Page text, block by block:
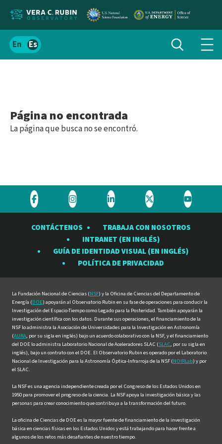
Localizar
el
Español
Alternar
búsqueda
Página no encontrada
La página que busca no se encontró.
Visite
Observatorio
Visite
Observatorio
Rubin
en
Visite
Observatorio
Rubin
en
Visite
Observatorio
Rubin
en
Visite
Rubin
en
CONTÁCTENOS
TRABAJA CON NOSOTROS
INTRANET (EN INGLÉS)
GUÍA DE IDENTIDAD VISUAL (EN INGLÉS)
POLÍTICA DE PRIVACIDAD
La Fundación Nacional de Ciencias (NSF) y la Oficina de Ciencias del Departamento de
Energía (DOE) apoyarán al Observatorio Rubin en su fase de operaciones para conducir la
Investigación del Espacio-Tiempo como Legado para la Posteridad. También apoyarán la
investigación científica con los datos. Durante sus operaciones, el financiamiento de la
NSF lo administra la Asociación de Universidades para la Investigación en Astronomía
(AURA, por su sigla en inglés) bajo un acuerdo colaborativo con la NSF, y el financiamiento
del DOE lo administra Laboratorio Nacional de Aceleradores SLAC (SLAC, por su sigla en
inglés), bajo un contrato con el DOE. El Observatorio Rubin es operado por el Laboratorio
Nacional de Investigación para la Astronomía Óptica-Infrarroja de la NSF (NOIRLab) y por
el SLAC.
La NSF es una agencia independiente creada por el Congreso de los Estados Unidos en
1950 para promover el progreso de la ciencia. La NSF apoya la investigación básica y las
personas para crear conocimiento que contribuya a la transformación del futuro.
La oficina de Ciencias de DOE es la mayor fuente de financiamiento de la investigación
básica en ciencias físicas en los Estados Unidos y está trabajando para hacer frente a
algunos de los retos más desafiantes de nuestro tiempo.